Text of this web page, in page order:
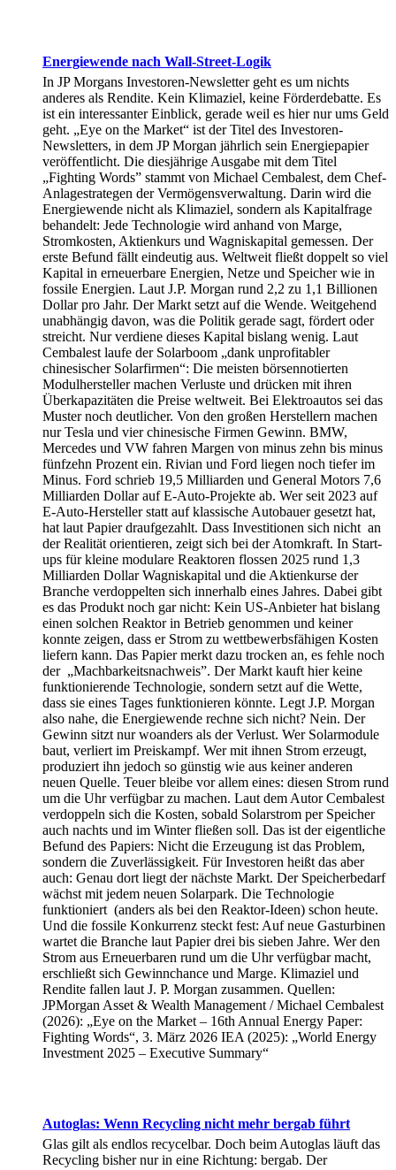
Energiewende nach Wall-Street-Logik
In JP Morgans Investoren-Newsletter geht es um nichts
anderes als Rendite. Kein Klimaziel, keine Förderdebatte. Es
ist ein interessanter Einblick, gerade weil es hier nur ums Geld
geht. „Eye on the Market“ ist der Titel des Investoren-
Newsletters, in dem JP Morgan jährlich sein Energiepapier
veröffentlicht. Die diesjährige Ausgabe mit dem Titel
„Fighting Words” stammt von Michael Cembalest, dem Chef-
Anlagestrategen der Vermögensverwaltung. Darin wird die
Energiewende nicht als Klimaziel, sondern als Kapitalfrage
behandelt: Jede Technologie wird anhand von Marge,
Stromkosten, Aktienkurs und Wagniskapital gemessen. Der
erste Befund fällt eindeutig aus. Weltweit fließt doppelt so viel
Kapital in erneuerbare Energien, Netze und Speicher wie in
fossile Energien. Laut J.P. Morgan rund 2,2 zu 1,1 Billionen
Dollar pro Jahr. Der Markt setzt auf die Wende. Weitgehend
unabhängig davon, was die Politik gerade sagt, fördert oder
streicht. Nur verdiene dieses Kapital bislang wenig. Laut
Cembalest laufe der Solarboom „dank unprofitabler
chinesischer Solarfirmen“: Die meisten börsennotierten
Modulhersteller machen Verluste und drücken mit ihren
Überkapazitäten die Preise weltweit. Bei Elektroautos sei das
Muster noch deutlicher. Von den großen Herstellern machen
nur Tesla und vier chinesische Firmen Gewinn. BMW,
Mercedes und VW fahren Margen von minus zehn bis minus
fünfzehn Prozent ein. Rivian und Ford liegen noch tiefer im
Minus. Ford schrieb 19,5 Milliarden und General Motors 7,6
Milliarden Dollar auf E-Auto-Projekte ab. Wer seit 2023 auf
E-Auto-Hersteller statt auf klassische Autobauer gesetzt hat,
hat laut Papier draufgezahlt. Dass Investitionen sich nicht an
der Realität orientieren, zeigt sich bei der Atomkraft. In Start-
ups für kleine modulare Reaktoren flossen 2025 rund 1,3
Milliarden Dollar Wagniskapital und die Aktienkurse der
Branche verdoppelten sich innerhalb eines Jahres. Dabei gibt
es das Produkt noch gar nicht: Kein US-Anbieter hat bislang
einen solchen Reaktor in Betrieb genommen und keiner
konnte zeigen, dass er Strom zu wettbewerbsfähigen Kosten
liefern kann. Das Papier merkt dazu trocken an, es fehle noch
der „Machbarkeitsnachweis”. Der Markt kauft hier keine
funktionierende Technologie, sondern setzt auf die Wette,
dass sie eines Tages funktionieren könnte. Legt J.P. Morgan
also nahe, die Energiewende rechne sich nicht? Nein. Der
Gewinn sitzt nur woanders als der Verlust. Wer Solarmodule
baut, verliert im Preiskampf. Wer mit ihnen Strom erzeugt,
produziert ihn jedoch so günstig wie aus keiner anderen
neuen Quelle. Teuer bleibe vor allem eines: diesen Strom rund
um die Uhr verfügbar zu machen. Laut dem Autor Cembalest
verdoppeln sich die Kosten, sobald Solarstrom per Speicher
auch nachts und im Winter fließen soll. Das ist der eigentliche
Befund des Papiers: Nicht die Erzeugung ist das Problem,
sondern die Zuverlässigkeit. Für Investoren heißt das aber
auch: Genau dort liegt der nächste Markt. Der Speicherbedarf
wächst mit jedem neuen Solarpark. Die Technologie
funktioniert (anders als bei den Reaktor-Ideen) schon heute.
Und die fossile Konkurrenz steckt fest: Auf neue Gasturbinen
wartet die Branche laut Papier drei bis sieben Jahre. Wer den
Strom aus Erneuerbaren rund um die Uhr verfügbar macht,
erschließt sich Gewinnchance und Marge. Klimaziel und
Rendite fallen laut J. P. Morgan zusammen. Quellen:
JPMorgan Asset & Wealth Management / Michael Cembalest
(2026): „Eye on the Market – 16th Annual Energy Paper:
Fighting Words“, 3. März 2026 IEA (2025): „World Energy
Investment 2025 – Executive Summary“
Autoglas: Wenn Recycling nicht mehr bergab führt
Glas gilt als endlos recycelbar. Doch beim Autoglas läuft das
Recycling bisher nur in eine Richtung: bergab. Der